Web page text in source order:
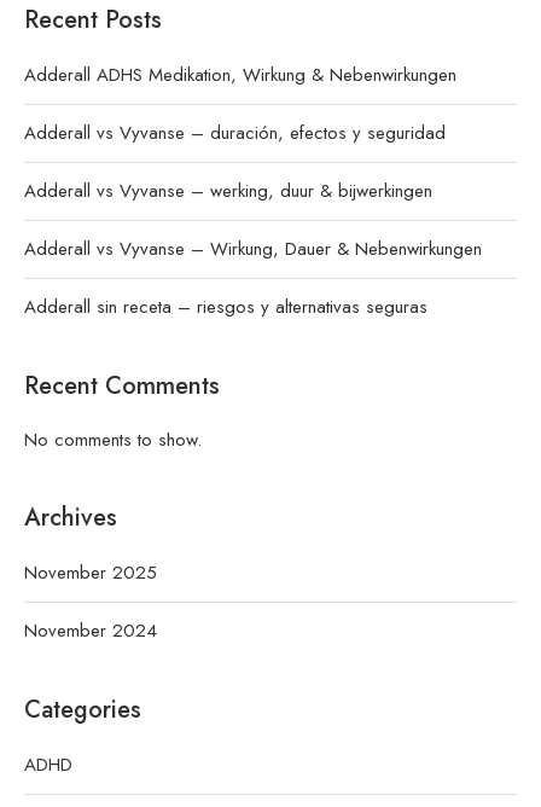
Recent Posts
Adderall ADHS Medikation, Wirkung & Nebenwirkungen
Adderall vs Vyvanse – duración, efectos y seguridad
Adderall vs Vyvanse – werking, duur & bijwerkingen
Adderall vs Vyvanse – Wirkung, Dauer & Nebenwirkungen
Adderall sin receta – riesgos y alternativas seguras
Recent Comments
No comments to show.
Archives
November 2025
November 2024
Categories
ADHD